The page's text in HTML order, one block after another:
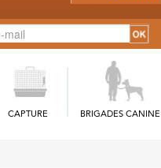
CAPTURE BRIGADES CANINE